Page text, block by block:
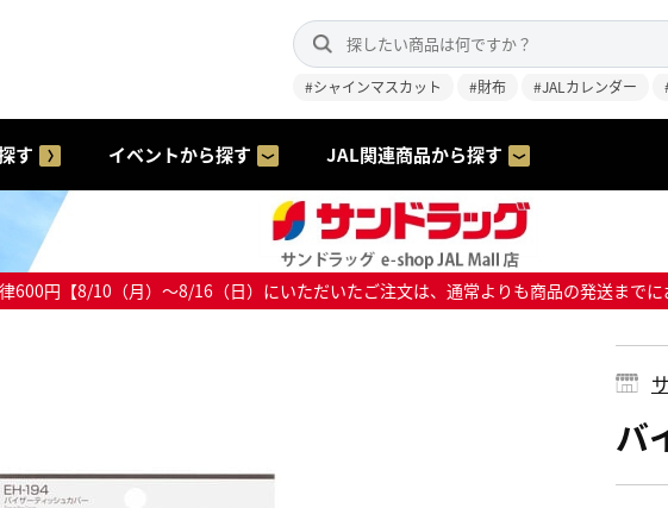
#シャインマスカット #財布 #JALカレンダー
す イベントから探す JAL関連商品から探す
600円【8/10（月）～8/16（日）にいただいたご注文は、通常よりも商品の発送まで
バ